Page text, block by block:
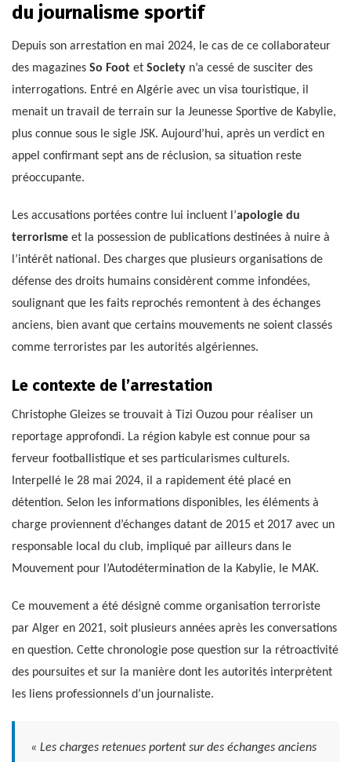
du journalisme sportif
Depuis son arrestation en mai 2024, le cas de ce collaborateur
des magazines So Foot et Society n’a cessé de susciter des
interrogations. Entré en Algérie avec un visa touristique, il
menait un travail de terrain sur la Jeunesse Sportive de Kabylie,
plus connue sous le sigle JSK. Aujourd’hui, après un verdict en
appel confirmant sept ans de réclusion, sa situation reste
préoccupante.
Les accusations portées contre lui incluent l’apologie du
terrorisme et la possession de publications destinées à nuire à
l’intérêt national. Des charges que plusieurs organisations de
défense des droits humains considèrent comme infondées,
soulignant que les faits reprochés remontent à des échanges
anciens, bien avant que certains mouvements ne soient classés
comme terroristes par les autorités algériennes.
Le contexte de l’arrestation
Christophe Gleizes se trouvait à Tizi Ouzou pour réaliser un
reportage approfondi. La région kabyle est connue pour sa
ferveur footballistique et ses particularismes culturels.
Interpellé le 28 mai 2024, il a rapidement été placé en
détention. Selon les informations disponibles, les éléments à
charge proviennent d’échanges datant de 2015 et 2017 avec un
responsable local du club, impliqué par ailleurs dans le
Mouvement pour l’Autodétermination de la Kabylie, le MAK.
Ce mouvement a été désigné comme organisation terroriste
par Alger en 2021, soit plusieurs années après les conversations
en question. Cette chronologie pose question sur la rétroactivité
des poursuites et sur la manière dont les autorités interprètent
les liens professionnels d’un journaliste.
« Les charges retenues portent sur des échanges anciens